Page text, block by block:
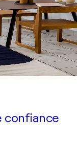
confiance